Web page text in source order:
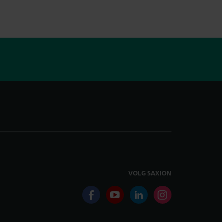
VOLG SAXION
facebookyoutubelinkedininstagram